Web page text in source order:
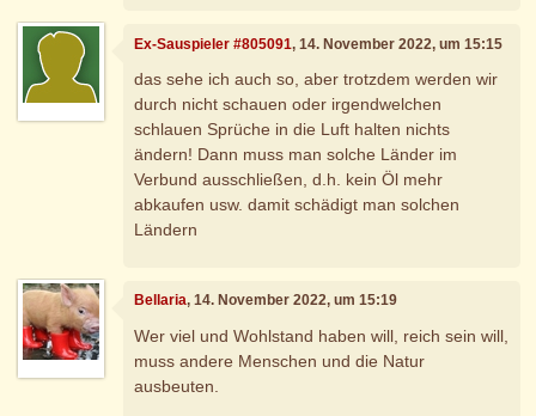
Ex-Sauspieler #805091, 14. November 2022, um 15:15
das sehe ich auch so, aber trotzdem werden wir
durch nicht schauen oder irgendwelchen
schlauen Sprüche in die Luft halten nichts
ändern! Dann muss man solche Länder im
Verbund ausschließen, d.h. kein Öl mehr
abkaufen usw. damit schädigt man solchen
Ländern
Bellaria, 14. November 2022, um 15:19
Wer viel und Wohlstand haben will, reich sein will,
muss andere Menschen und die Natur
ausbeuten.